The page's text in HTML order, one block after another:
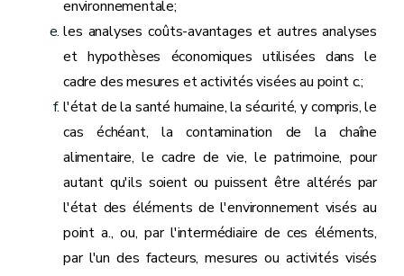
environnementale;
les analyses coûts-avantages et autres analyses
et hypothèses économiques utilisées dans le
cadre des mesures et activités visées au point c.;
l'état de la santé humaine, la sécurité, y compris, le
cas échéant, la contamination de la chaîne
alimentaire, le cadre de vie, le patrimoine, pour
autant qu'ils soient ou puissent être altérés par
l'état des éléments de l'environnement visés au
point a., ou, par l'intermédiaire de ces éléments,
par l'un des facteurs, mesures ou activités visés